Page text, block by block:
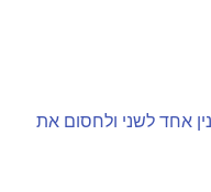
אחד לשני ולחסום את